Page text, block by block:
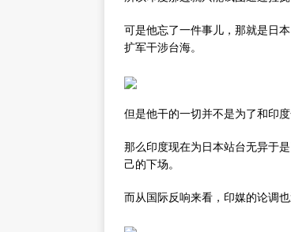
可是他忘了一件事儿，那就是日
扩军干涉台海。
但是他干的一切并不是为了和印
那么印度现在为日本站台无异于
己的下场。
而从国际反响来看，印媒的论调也